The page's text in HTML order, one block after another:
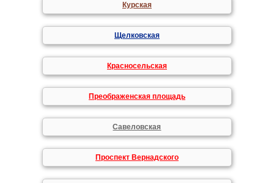
Курская
Щелковская
Красносельская
Преображенская площадь
Савеловская
Проспект Вернадского